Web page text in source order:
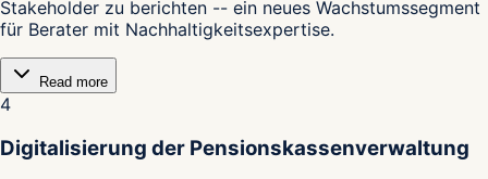
Stakeholder zu berichten -- ein neues Wachstumssegment
für Berater mit Nachhaltigkeitsexpertise.
Read more
4
Digitalisierung der Pensionskassenverwaltung